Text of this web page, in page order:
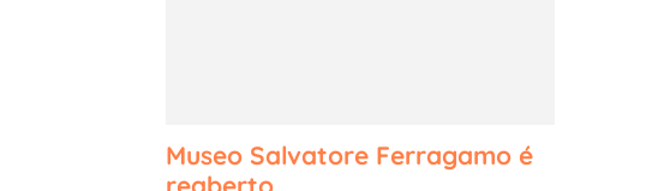
Museo Salvatore Ferragamo é